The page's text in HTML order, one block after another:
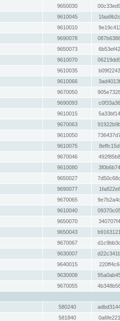
9650030
9610045
9610010
9690078
9650073
9610070
9610035
9610066
9670050
9690093
9610015
9670063
9610050
9610075
9670046
9610080
9650027
9690077
9670065
9610040
9650070
9650043
9670067
9630007
9640015
9630008
9670055
580240
581840